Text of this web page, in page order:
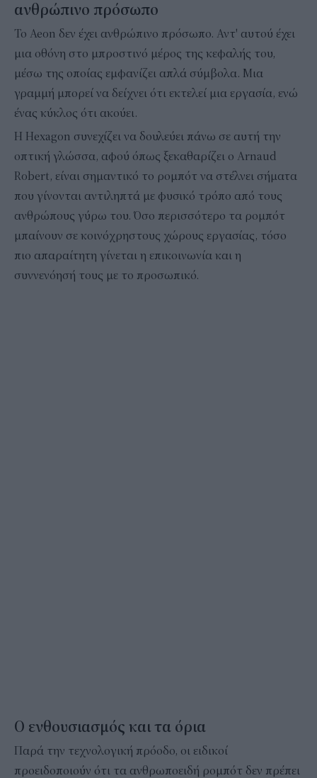
ανθρώπινο πρόσωπο
Το Aeon δεν έχει ανθρώπινο πρόσωπο. Αντ' αυτού έχει
μια οθόνη στο μπροστινό μέρος της κεφαλής του,
μέσω της οποίας εμφανίζει απλά σύμβολα. Μια
γραμμή μπορεί να δείχνει ότι εκτελεί μια εργασία, ενώ
ένας κύκλος ότι ακούει.
Η Hexagon συνεχίζει να δουλεύει πάνω σε αυτή την
οπτική γλώσσα, αφού όπως ξεκαθαρίζει ο Arnaud
Robert, είναι σημαντικό το ρομπότ να στέλνει σήματα
που γίνονται αντιληπτά με φυσικό τρόπο από τους
ανθρώπους γύρω του. Όσο περισσότερο τα ρομπότ
μπαίνουν σε κοινόχρηστους χώρους εργασίας, τόσο
πιο απαραίτητη γίνεται η επικοινωνία και η
συννενόησή τους με το προσωπικό.
Ο ενθουσιασμός και τα όρια
Παρά την τεχνολογική πρόοδο, οι ειδικοί
προειδοποιούν ότι τα ανθρωποειδή ρομπότ δεν πρέπει